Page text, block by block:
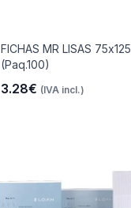
FICHAS MR LISAS 75x125
(Paq.100)
3.28€ (IVA incl.)